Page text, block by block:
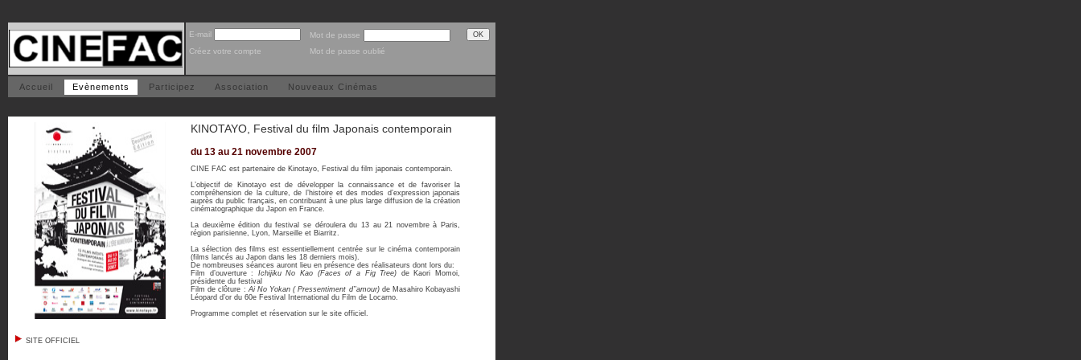
E-mail
Mot de passe
Créez votre compte
Mot de passe oublié
Accueil Evènements Participez Association Nouveaux Cinémas
SITE OFFICIEL
KINOTAYO, Festival du film Japonais contemporain
du 13 au 21 novembre 2007
CINE FAC est partenaire de Kinotayo, Festival du film japonais contemporain.
L’objectif de Kinotayo est de développer la connaissance et de favoriser la
compréhension de la culture, de l’histoire et des modes d’expression japonais
auprès du public français, en contribuant à une plus large diffusion de la création
cinématographique du Japon en France.
La deuxième édition du festival se déroulera du 13 au 21 novembre à Paris,
région parisienne, Lyon, Marseille et Biarritz.
La sélection des films est essentiellement centrée sur le cinéma contemporain
(films lancés au Japon dans les 18 derniers mois).
De nombreuses séances auront lieu en présence des réalisateurs dont lors du:
Film d’ouverture : Ichijiku No Kao (Faces of a Fig Tree) de Kaori Momoi,
présidente du festival
Film de clôture :Ai No Yokan ( Pressentiment d’’amour) de Masahiro Kobayashi
Léopard d’or du 60e Festival International du Film de Locarno.
Programme complet et réservation sur le site officiel.